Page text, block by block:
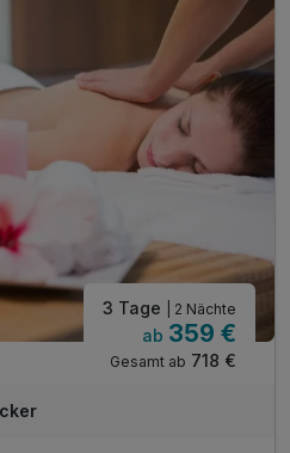
Saunatuch
& Wellnessbereich
3 Tage | 2 Nächte
ab 359 €
Gesamt ab 718 €